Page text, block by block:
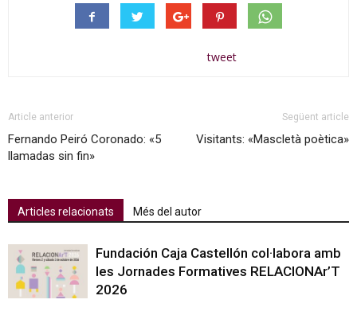
tweet
Article anterior
Fernando Peiró Coronado: «5
llamadas sin fin»
Següent article
Visitants: «Mascletà poètica»
Articles relacionats Més del autor
Fundación Caja Castellón col·labora amb
les Jornades Formatives RELACIONAr’T
2026